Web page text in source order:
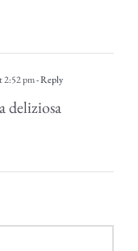
2:52 pm- Reply
deliziosa